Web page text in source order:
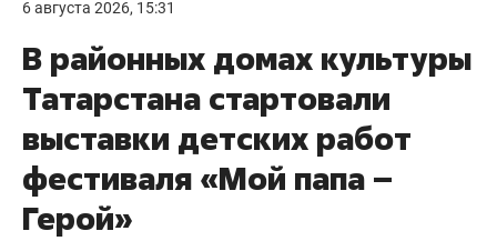
6 августа 2026, 15:31
В районных домах культуры
Татарстана стартовали
выставки детских работ
фестиваля «Мой папа –
Герой»